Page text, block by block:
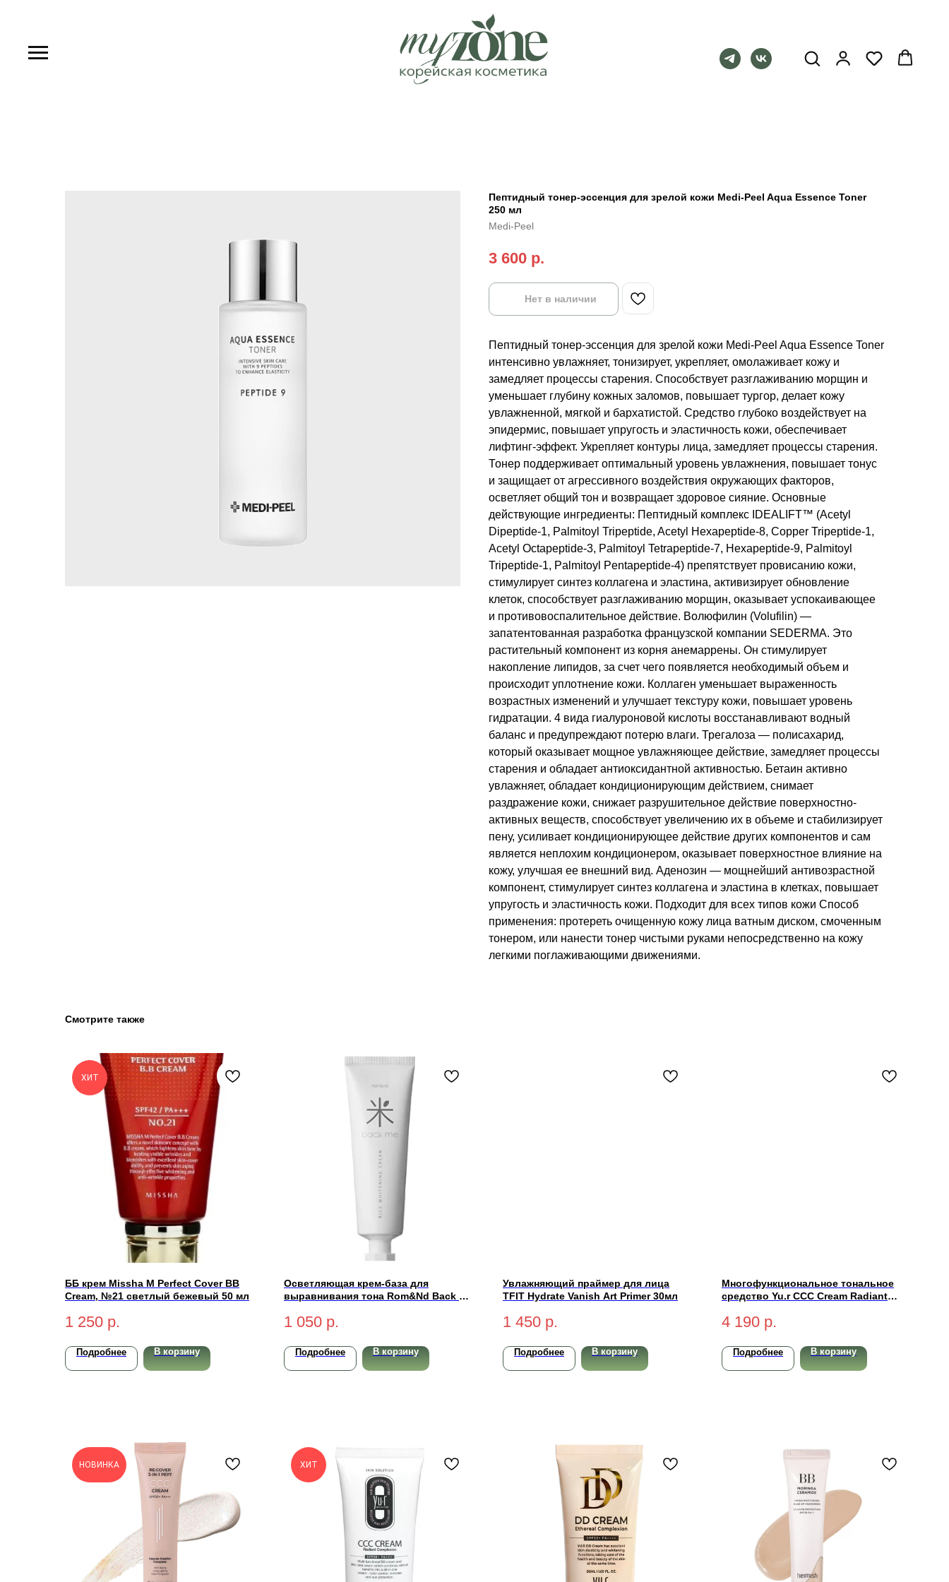
Пептидный тонер-эссенция для зрелой кожи Medi-Peel Aqua Essence Toner
250 мл
Medi-Peel
3 600 р.
Нет в наличии
Пептидный тонер-эссенция для зрелой кожи Medi-Peel Aqua Essence Toner
интенсивно увлажняет, тонизирует, укрепляет, омолаживает кожу и
замедляет процессы старения. Способствует разглаживанию морщин и
уменьшает глубину кожных заломов, повышает тургор, делает кожу
увлажненной, мягкой и бархатистой. Средство глубоко воздействует на
эпидермис, повышает упругость и эластичность кожи, обеспечивает
лифтинг-эффект. Укрепляет контуры лица, замедляет процессы старения.
Тонер поддерживает оптимальный уровень увлажнения, повышает тонус
и защищает от агрессивного воздействия окружающих факторов,
осветляет общий тон и возвращает здоровое сияние. Основные
действующие ингредиенты: Пептидный комплекс IDEALIFT™ (Acetyl
Dipeptide-1, Palmitoyl Tripeptide, Acetyl Hexapeptide-8, Copper Tripeptide-1,
Acetyl Octapeptide-3, Palmitoyl Tetrapeptide-7, Hexapeptide-9, Palmitoyl
Tripeptide-1, Palmitoyl Pentapeptide-4) препятствует провисанию кожи,
стимулирует синтез коллагена и эластина, активизирует обновление
клеток, способствует разглаживанию морщин, оказывает успокаивающее
и противовоспалительное действие. Волюфилин (Volufilin) —
запатентованная разработка французской компании SEDERMA. Это
растительный компонент из корня анемаррены. Он стимулирует
накопление липидов, за счет чего появляется необходимый объем и
происходит уплотнение кожи. Коллаген уменьшает выраженность
возрастных изменений и улучшает текстуру кожи, повышает уровень
гидратации. 4 вида гиалуроновой кислоты восстанавливают водный
баланс и предупреждают потерю влаги. Трегалоза — полисахарид,
который оказывает мощное увлажняющее действие, замедляет процессы
старения и обладает антиоксидантной активностью. Бетаин активно
увлажняет, обладает кондиционирующим действием, снимает
раздражение кожи, снижает разрушительное действие поверхностно-
активных веществ, способствует увеличению их в объеме и стабилизирует
пену, усиливает кондиционирующее действие других компонентов и сам
является неплохим кондиционером, оказывает поверхностное влияние на
кожу, улучшая ее внешний вид. Аденозин — мощнейший антивозрастной
компонент, стимулирует синтез коллагена и эластина в клетках, повышает
упругость и эластичность кожи. Подходит для всех типов кожи Способ
применения: протереть очищенную кожу лица ватным диском, смоченным
тонером, или нанести тонер чистыми руками непосредственно на кожу
легкими поглаживающими движениями.
Смотрите также
ХИТ
ББ крем Missha M Perfect Cover BB
Cream, №21 светлый бежевый 50 мл
1 250 р.
Подробнее В корзину
Осветляющая крем-база для
выравнивания тона Rom&Nd Back Me
1 050 р.
Подробнее В корзину
Увлажняющий праймер для лица
TFIT Hydrate Vanish Art Primer 30мл
1 450 р.
Подробнее В корзину
Многофункциональное тональное
средство Yu.r CCC Cream Radiant
светлый) 50 мл
4 190 р.
Подробнее В корзину
НОВИНКА ХИТ